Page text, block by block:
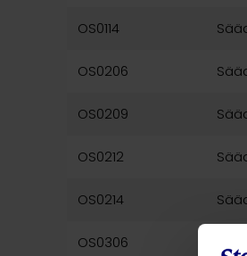
OS0114
OS0206
OS0209
OS0212
OS0214
OS0306